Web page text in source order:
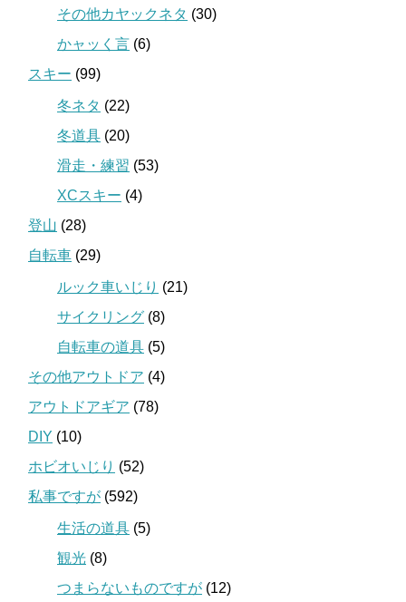
その他カヤックネタ (30)
かャッく言 (6)
スキー (99)
冬ネタ (22)
冬道具 (20)
滑走・練習 (53)
XCスキー (4)
登山 (28)
自転車 (29)
ルック車いじり (21)
サイクリング (8)
自転車の道具 (5)
その他アウトドア (4)
アウトドアギア (78)
DIY (10)
ホビオいじり (52)
私事ですが (592)
生活の道具 (5)
観光 (8)
つまらないものですが (12)